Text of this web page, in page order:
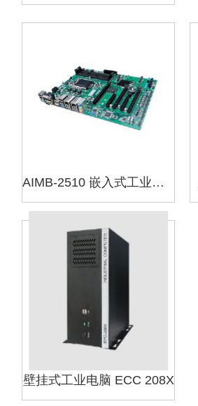
AIMB-2510 嵌入式工业主板
壁挂式工业电脑 ECC 208X